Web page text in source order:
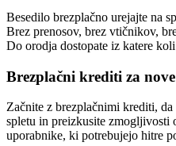
Besedilo brezplačno urejajte na
Brez prenosov, brez vtičnikov,
Do orodja dostopate iz katere
Brezplačni krediti za
Začnite z brezplačnimi krediti, da
spletu in preizkusite zmogljivosti
uporabnike, ki potrebujejo hitre